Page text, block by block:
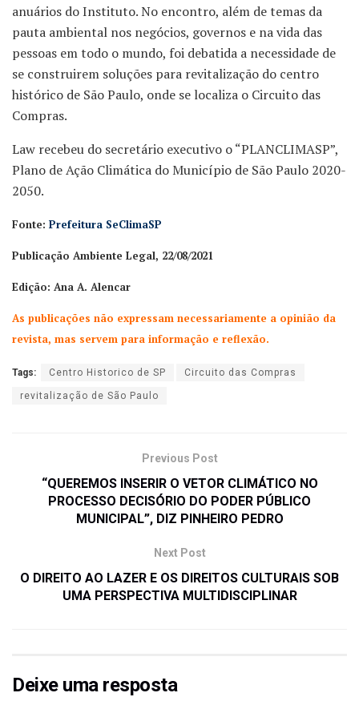
anuários do Instituto. No encontro, além de temas da
pauta ambiental nos negócios, governos e na vida das
pessoas em todo o mundo, foi debatida a necessidade de
se construirem soluções para revitalização do centro
histórico de São Paulo, onde se localiza o Circuito das
Compras.
Law recebeu do secretário executivo o “PLANCLIMASP”,
Plano de Ação Climática do Município de São Paulo 2020-
2050.
Fonte: Prefeitura SeClimaSP
Publicação Ambiente Legal, 22/08/2021
Edição: Ana A. Alencar
As publicações não expressam necessariamente a opinião da
revista, mas servem para informação e reflexão.
Tags: Centro Historico de SP Circuito das Compras
revitalização de São Paulo
Previous Post
“QUEREMOS INSERIR O VETOR CLIMÁTICO NO
PROCESSO DECISÓRIO DO PODER PÚBLICO
MUNICIPAL”, DIZ PINHEIRO PEDRO
Next Post
O DIREITO AO LAZER E OS DIREITOS CULTURAIS SOB
UMA PERSPECTIVA MULTIDISCIPLINAR
Deixe uma resposta